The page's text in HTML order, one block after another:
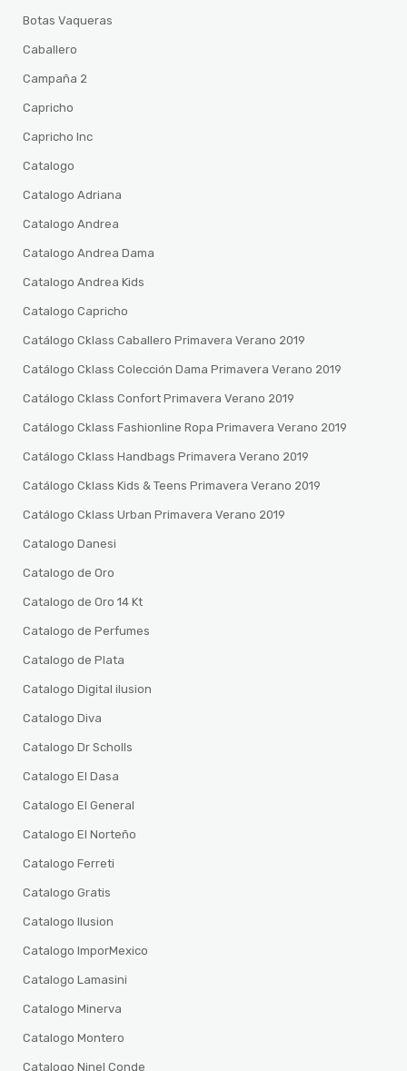
Botas Vaqueras
Caballero
Campaña 2
Capricho
Capricho Inc
Catalogo
Catalogo Adriana
Catalogo Andrea
Catalogo Andrea Dama
Catalogo Andrea Kids
Catalogo Capricho
Catálogo Cklass Caballero Primavera Verano 2019
Catálogo Cklass Colección Dama Primavera Verano 2019
Catálogo Cklass Confort Primavera Verano 2019
Catálogo Cklass Fashionline Ropa Primavera Verano 2019
Catálogo Cklass Handbags Primavera Verano 2019
Catálogo Cklass Kids & Teens Primavera Verano 2019
Catálogo Cklass Urban Primavera Verano 2019
Catalogo Danesi
Catalogo de Oro
Catalogo de Oro 14 Kt
Catalogo de Perfumes
Catalogo de Plata
Catalogo Digital ilusion
Catalogo Diva
Catalogo Dr Scholls
Catalogo El Dasa
Catalogo El General
Catalogo El Norteño
Catalogo Ferreti
Catalogo Gratis
Catalogo Ilusion
Catalogo ImporMexico
Catalogo Lamasini
Catalogo Minerva
Catalogo Montero
Catalogo Ninel Conde